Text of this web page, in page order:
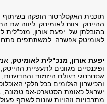
תוכנית האקסלרטור הופקה
ההייטק. צוות לאומיטק ליווה את
בהובלתן של יפעת אורון,
לאומיטק אפשרה למשתתפים פתח
יפעת אורון, מנכ"לית לאומיטק ,
ופיננסיים מגוונים לתעשיית
אסטרטגי בעולם היזמות
והכישרון הגלומים בכל חלקי
ישראל כאומת הסטארט-אפ טמונה,
מתרבויות וזהויות שונות לשתף